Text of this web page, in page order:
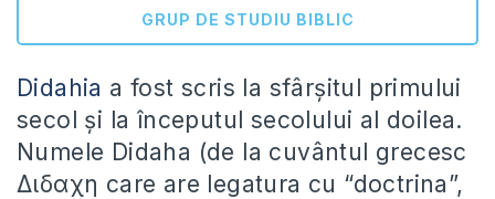
GRUP DE STUDIU BIBLIC
Didahia a fost scris la sfârșitul primului
secol și la începutul secolului al doilea.
Numele Didaha (de la cuvântul grecesc
Διδαχη care are legatura cu “doctrina”,